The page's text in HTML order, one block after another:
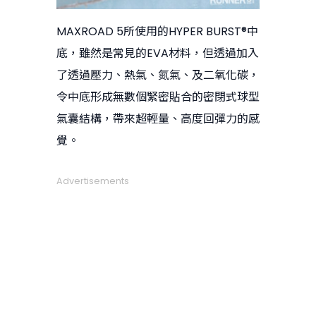
MAXROAD 5所使用的HYPER BURST®中
底，雖然是常見的EVA材料，但透過加入
了透過壓力、熱氣、氮氣、及二氧化碳，
令中底形成無數個緊密貼合的密閉式球型
氣囊結構，帶來超輕量、高度回彈力的感
覺。
Advertisements